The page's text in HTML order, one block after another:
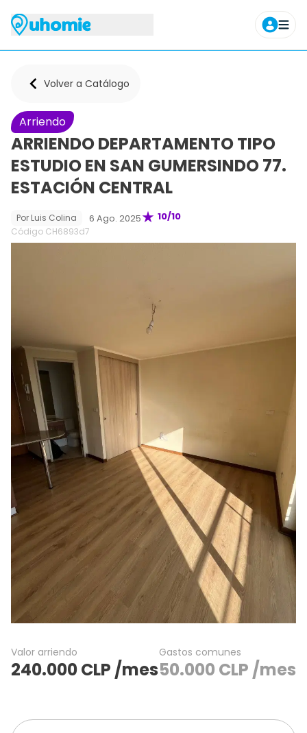
Agendar tour
Volver a Catálogo
Arriendo
ARRIENDO DEPARTAMENTO TIPO
ESTUDIO EN SAN GUMERSINDO 77.
ESTACIÓN CENTRAL
10/10
Por Luis Colina 6 Ago. 2025
Código CH6893d7
Valor arriendo
240.000CLP /mes
Gastos comunes
50.000 CLP /mes